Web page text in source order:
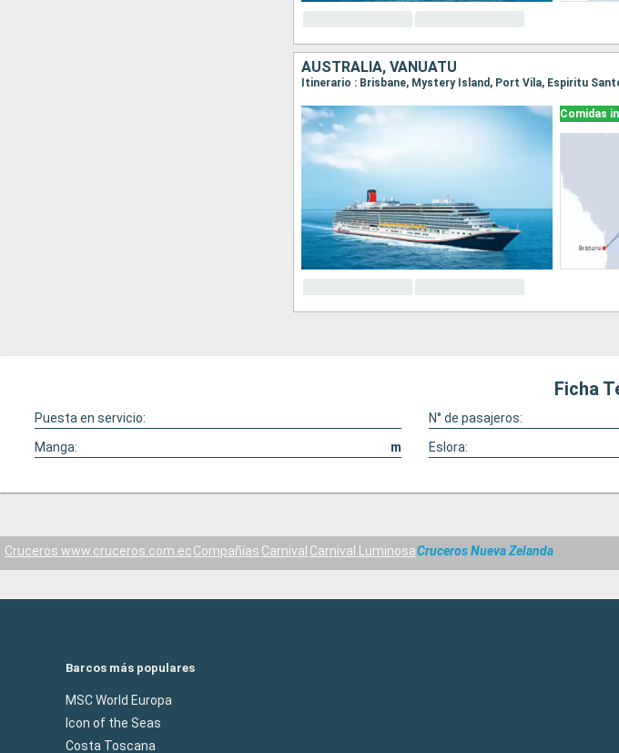
AUSTRALIA, VANUATU
Itinerario : Brisbane, Mystery Island, Port Vila, Espiritu
Comidas
Ficha
Puesta en servicio: N° de pasajeros:
Manga:
m Eslora:
Cruceros www.cruceros.com.ecCompañías Carnival Carnival LuminosaCruceros Nueva Zelanda
Barcos más populares
MSC World Europa
Icon of the Seas
Costa Toscana